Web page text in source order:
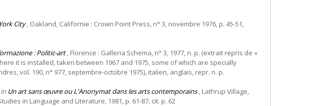
City, Oakland, Californie : Crown Point Press, n° 3, novembre 1976, p. 45-51,
: Politic-art, Florence : Galleria Schema, n° 3, 1977, n. p. (extrait repris de «
it is installed, taken between 1967 and 1975, some of which are specially
vol. 190, n° 977, septembre-octobre 1975), italien, anglais, repr. n. p.
in Un art sans œuvre ou L'Anonymat dans les arts contemporains, Lathrup Village,
in Language and Literature, 1981, p. 61-87, cit. p. 62